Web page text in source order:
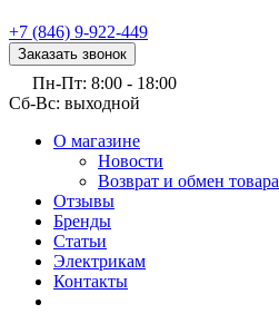
+7 (846) 9-922-449
Заказать звонок
Пн-Пт: 8:00 - 18:00
Сб-Вс: выходной
О магазине
Новости
Возврат и обмен товара
Отзывы
Бренды
Статьи
Электрикам
Контакты